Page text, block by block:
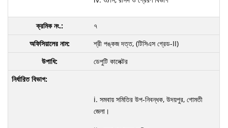
৭
শ্রী পঙ্কজ দত্ত, (টিসিএস গ্রেড-II)
ডেপুটি কালেক্টর
i. সমবায় সমিতির উপ-নিবন্ধক, উদয়পুর, গোমতী
জেলা।